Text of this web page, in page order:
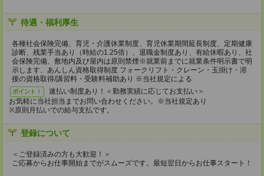
待遇・福利厚生
各種社会保険完備、育児・介護休業制度、育児休業期間延長制度、定期健康
診断、残業手当あり（時給の1.25倍）、退職金制度あり、有給休暇あり、社
会保険完備、敷地内及び屋内は原則禁煙※就業前までに就業条件明示書で明
示します、あんしん資格取得制度 フォークリフト・クレーン・玉掛け・溶
接の資格取得/講習料・受験料補助あり ※当社規定による
ポイント！
速払い制度あり！＜勤務実績に応じてお支払い＞
お気軽に当社担当までお問い合わせください。※当社規定あり
※原則月払いでの給与支払です。
登録について
＜ご登録済みの方も大歓迎！＞
ご応募からお仕事開始までがスムーズです。最短翌日からお仕事スタート！